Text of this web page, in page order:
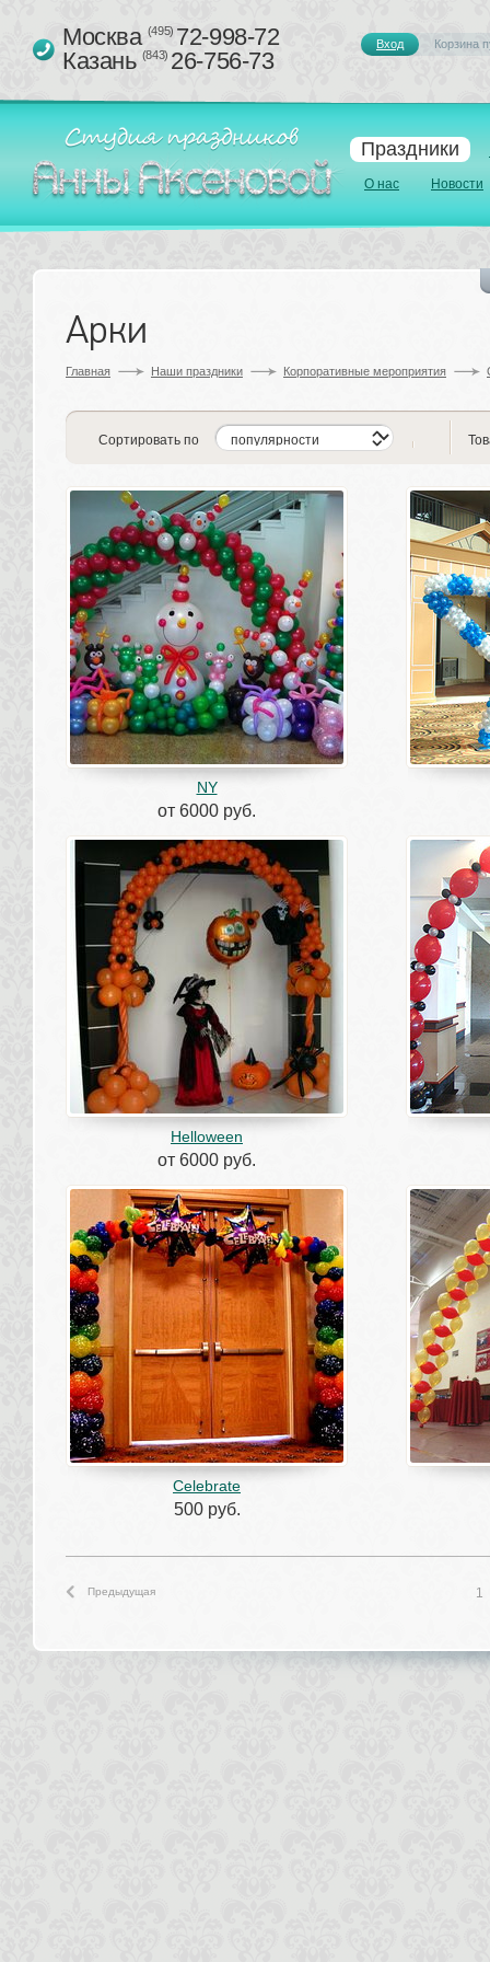
Праздники
О нас Новости
Москва (495)72-998-72
Казань (843)26-756-73
Вход Корзина
Арки
Главная Наши праздники Корпоративные мероприятия
Сортировать по
NY
от 6000 руб.
Helloween
от 6000 руб.
Celebrate
500 руб.
Предыдущая 1